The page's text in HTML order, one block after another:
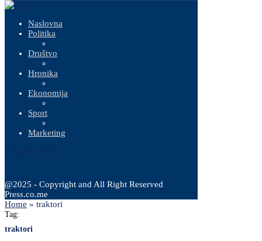
Naslovna
Politika
Društvo
Hronika
Ekonomija
Sport
Marketing
@2025 - Copyright and All Right Reserved
Press.co.me
Home » traktori
Tag:
traktori